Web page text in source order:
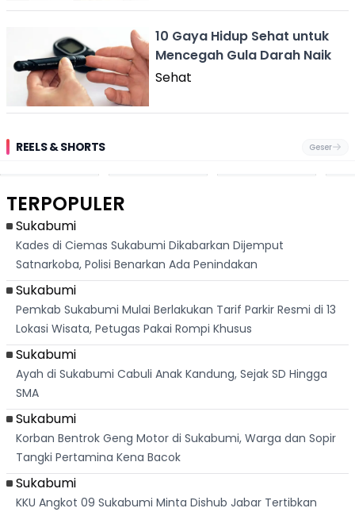
10 Gaya Hidup Sehat untuk
Mencegah Gula Darah Naik
Sehat
REELS & SHORTS Geser
Festival Ekstrem
Banteng
"Bang Messi"
TERPOPULER
Sukabumi
Kades di Ciemas Sukabumi Dikabarkan Dijemput
Satnarkoba, Polisi Benarkan Ada Penindakan
Sukabumi
Pemkab Sukabumi Mulai Berlakukan Tarif Parkir Resmi di 13
Lokasi Wisata, Petugas Pakai Rompi Khusus
Sukabumi
Ayah di Sukabumi Cabuli Anak Kandung, Sejak SD Hingga
SMA
Sukabumi
Korban Bentrok Geng Motor di Sukabumi, Warga dan Sopir
Tangki Pertamina Kena Bacok
Sukabumi
KKU Angkot 09 Sukabumi Minta Dishub Jabar Tertibkan